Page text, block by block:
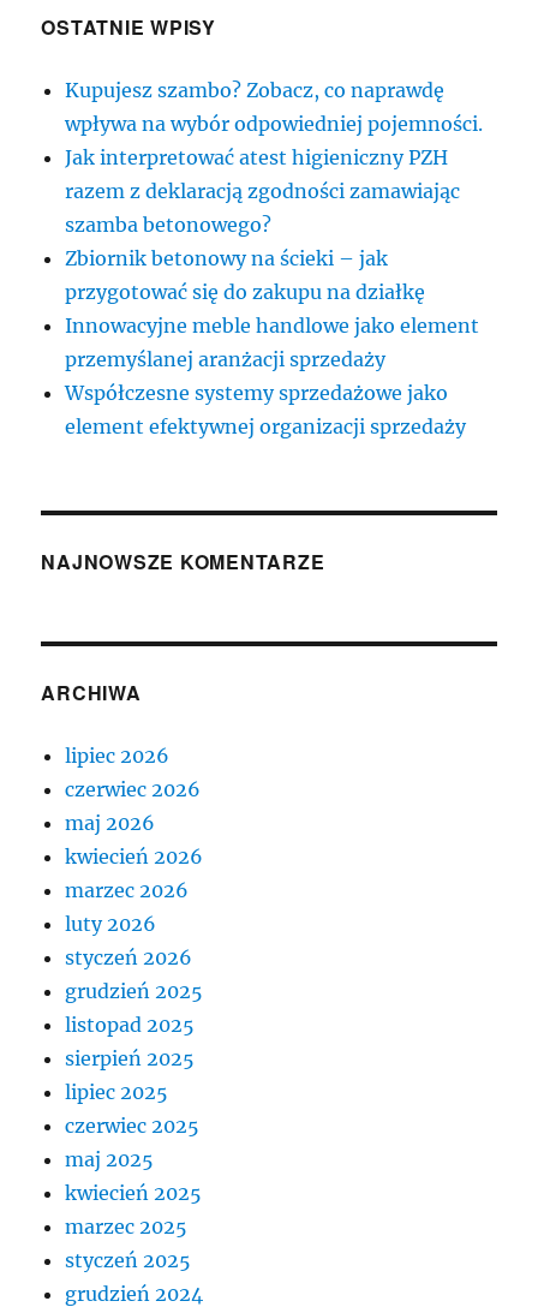
OSTATNIE WPISY
Kupujesz szambo? Zobacz, co naprawdę
wpływa na wybór odpowiedniej pojemności.
Jak interpretować atest higieniczny PZH
razem z deklaracją zgodności zamawiając
szamba betonowego?
Zbiornik betonowy na ścieki – jak
przygotować się do zakupu na działkę
Innowacyjne meble handlowe jako element
przemyślanej aranżacji sprzedaży
Współczesne systemy sprzedażowe jako
element efektywnej organizacji sprzedaży
NAJNOWSZE KOMENTARZE
ARCHIWA
lipiec 2026
czerwiec 2026
maj 2026
kwiecień 2026
marzec 2026
luty 2026
styczeń 2026
grudzień 2025
listopad 2025
sierpień 2025
lipiec 2025
czerwiec 2025
maj 2025
kwiecień 2025
marzec 2025
styczeń 2025
grudzień 2024